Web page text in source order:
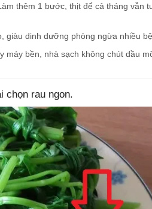
thêm 1 bước, thịt để cả tháng vẫn
giàu dinh dưỡng phòng ngừa nhiều
máy bền, nhà sạch không chút dầu
chọn rau ngon.